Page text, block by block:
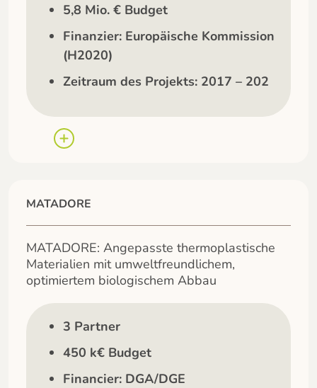
5,8 Mio. € Budget
Finanzier: Europäische Kommission
(H2020)
Zeitraum des Projekts: 2017 – 202
MATADORE
MATADORE: Angepasste thermoplastische
Materialien mit umweltfreundlichem,
optimiertem biologischem Abbau
3 Partner
450 k€ Budget
Financier: DGA/DGE